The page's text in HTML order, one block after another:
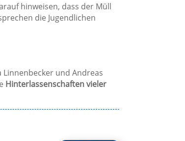
hinweisen, dass der Müll
die Jugendlichen
und Andreas
Hinterlassenschaften vieler